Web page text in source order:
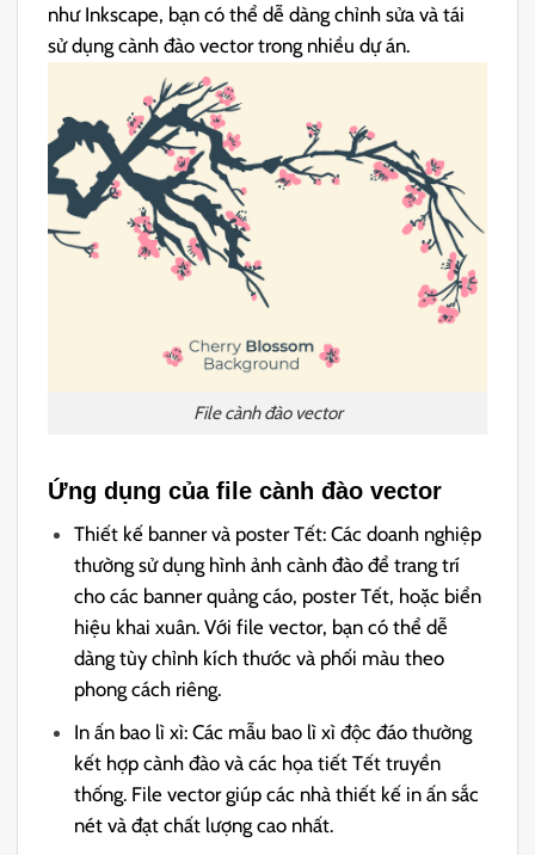
như Inkscape, bạn có thể dễ dàng chỉnh sửa và tái
sử dụng cành đào vector trong nhiều dự án.
File cành đào vector
Ứng dụng của file cành đào vector
Thiết kế banner và poster Tết: Các doanh nghiệp
thường sử dụng hình ảnh cành đào để trang trí
cho các banner quảng cáo, poster Tết, hoặc biển
hiệu khai xuân. Với file vector, bạn có thể dễ
dàng tùy chỉnh kích thước và phối màu theo
phong cách riêng.
In ấn bao lì xì: Các mẫu bao lì xì độc đáo thường
kết hợp cành đào và các họa tiết Tết truyền
thống. File vector giúp các nhà thiết kế in ấn sắc
nét và đạt chất lượng cao nhất.